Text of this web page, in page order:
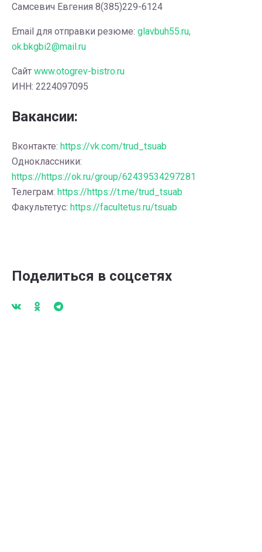
Самсевич Евгения 8(385)229-6124
Email для отправки резюме: glavbuh55.ru,
ok.bkgbi2@mail.ru
Сайт www.otogrev-bistro.ru
ИНН: 2224097095
Вакансии:
Вконтакте: https://vk.com/trud_tsuab
Одноклассники:
https://https://ok.ru/group/62439534297281
Телеграм: https://https://t.me/trud_tsuab
Факультетус: https://facultetus.ru/tsuab
Поделиться в соцсетях